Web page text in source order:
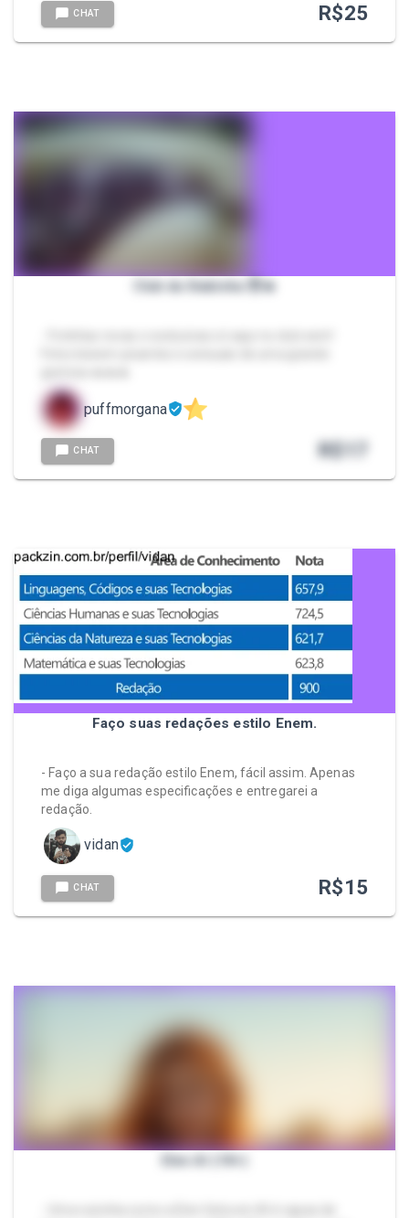
CHAT R$25
Club da Diabinha 😈🔥
puffmorgana
CHAT R$17
Faço suas redações estilo Enem.
- Faço a sua redação estilo Enem, fácil assim. Apenas
me diga algumas especificações e entregarei a
redação.
vidan
CHAT R$15
Elen AI (18+)